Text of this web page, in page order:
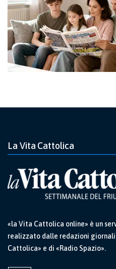
La Vita Cattolica
«la Vita Cattolica online» è un
realizzato dalle redazioni
Cattolica» e di «Radio Spazio».